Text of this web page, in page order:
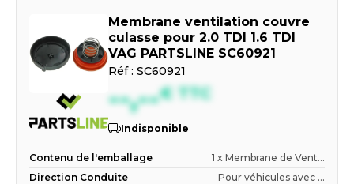
Membrane ventilation couvre
culasse pour 2.0 TDI 1.6 TDI
VAG PARTSLINE SC60921
Réf : SC60921
--,--€ TTC
Indisponible
Contenu de l'emballage
1 x Membrane de Vent...
Direction Conduite
Pour véhicules avec ...